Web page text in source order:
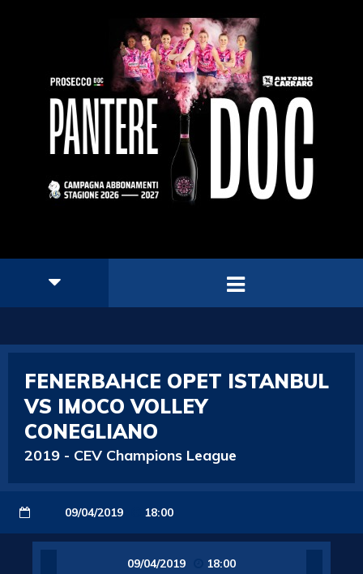
FENERBAHCE OPET ISTANBUL
VS IMOCO VOLLEY
CONEGLIANO
2019 - CEV Champions League
09/04/2019 18:00
09/04/2019 18:00